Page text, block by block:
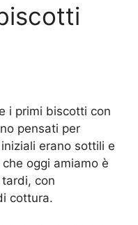
i primi biscotti con
pensati per
erano sottili e
oggi amiamo è
con
cottura.